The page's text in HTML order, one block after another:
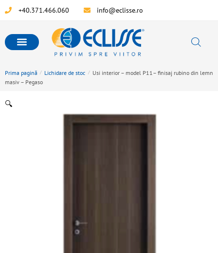
+40.371.466.060 info@eclisse.ro
Prima pagină / Lichidare de stoc / Usi interior – model P11– finisaj rubino din lemn
masiv – Pegaso
🔍